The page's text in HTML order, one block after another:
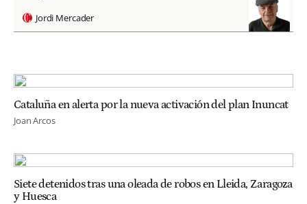
Jordi Mercader
Cataluña en alerta por la nueva activación del plan Inuncat
Joan Arcos
Siete detenidos tras una oleada de robos en Lleida, Zaragoza
y Huesca